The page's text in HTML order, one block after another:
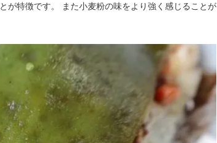
が特徴です。 また小麦粉の味をより強く感じることが